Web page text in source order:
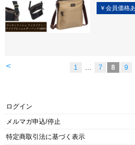
< 1 … 7 8 9
ログイン
メルマガ申込/停止
特定商取引法に基づく表示